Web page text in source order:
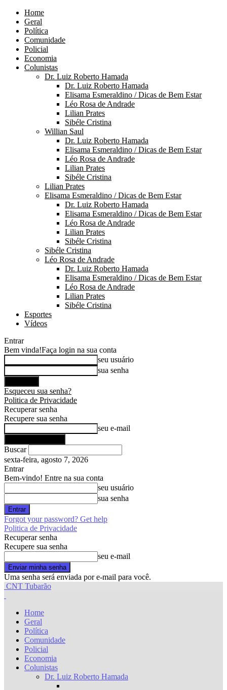
Home
Geral
Política
Comunidade
Policial
Economia
Colunistas
Dr. Luiz Roberto Hamada
Dr. Luiz Roberto Hamada
Elisama Esmeraldino / Dicas de Bem Estar
Léo Rosa de Andrade
Lilian Prates
Sibéle Cristina
Willian Saul
Dr. Luiz Roberto Hamada
Elisama Esmeraldino / Dicas de Bem Estar
Léo Rosa de Andrade
Lilian Prates
Sibéle Cristina
Lilian Prates
Elisama Esmeraldino / Dicas de Bem Estar
Dr. Luiz Roberto Hamada
Elisama Esmeraldino / Dicas de Bem Estar
Léo Rosa de Andrade
Lilian Prates
Sibéle Cristina
Sibéle Cristina
Léo Rosa de Andrade
Dr. Luiz Roberto Hamada
Elisama Esmeraldino / Dicas de Bem Estar
Léo Rosa de Andrade
Lilian Prates
Sibéle Cristina
Esportes
Vídeos
Entrar
Bem vinda!Faça login na sua conta
seu usuário
sua senha
Esqueceu sua senha?
Politica de Privacidade
Recuperar senha
Recupere sua senha
seu e-mail
Buscar
sexta-feira, agosto 7, 2026
Entrar
Bem-vindo! Entre na sua conta
seu usuário
sua senha
Forgot your password? Get help
Politica de Privacidade
Recuperar senha
Recupere sua senha
seu e-mail
Uma senha será enviada por e-mail para você.
CNT Tubarão
Home
Geral
Política
Comunidade
Policial
Economia
Colunistas
Dr. Luiz Roberto Hamada